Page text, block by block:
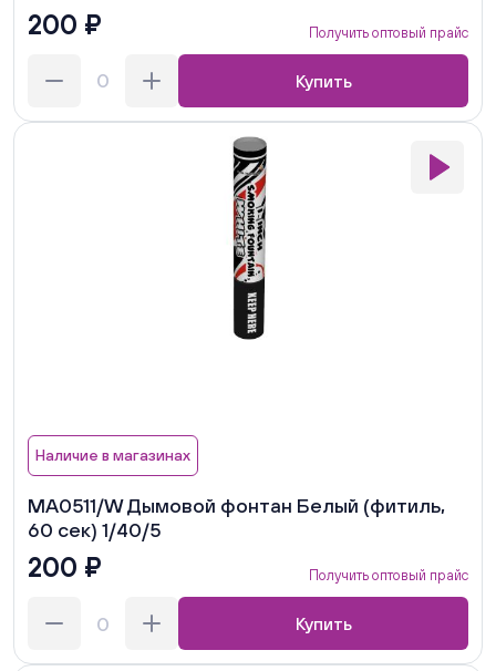
200 ₽ Получить оптовый прайс
Купить
Наличие в магазинах
MA0511/W Дымовой фонтан Белый (фитиль,
60 сек) 1/40/5
200 ₽ Получить оптовый прайс
Купить